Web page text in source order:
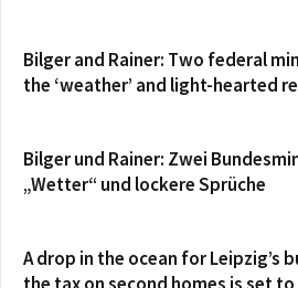
Bilger and Rainer: Two federal
the ‘weather’ and light-hearted
Bilger und Rainer: Zwei
„Wetter“ und lockere Sprüche
A drop in the ocean for Leipzig’s